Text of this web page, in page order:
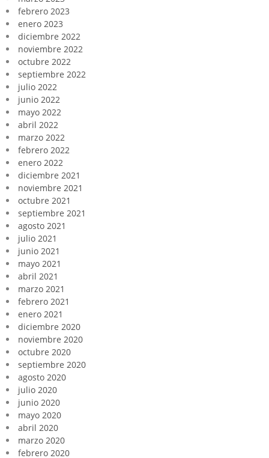
febrero 2023
enero 2023
diciembre 2022
noviembre 2022
octubre 2022
septiembre 2022
julio 2022
junio 2022
mayo 2022
abril 2022
marzo 2022
febrero 2022
enero 2022
diciembre 2021
noviembre 2021
octubre 2021
septiembre 2021
agosto 2021
julio 2021
junio 2021
mayo 2021
abril 2021
marzo 2021
febrero 2021
enero 2021
diciembre 2020
noviembre 2020
octubre 2020
septiembre 2020
agosto 2020
julio 2020
junio 2020
mayo 2020
abril 2020
marzo 2020
febrero 2020